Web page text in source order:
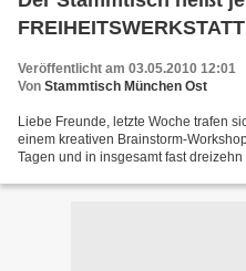
Veröffentlicht am 03.05.2010 12:01
Von Stammtisch München Ost
Liebe Freunde, letzte Woche trafen
einem kreativen Brainstorm-
Tagen und in insgesamt fast